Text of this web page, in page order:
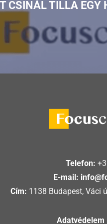
CSINÁL TILLA EGY
Telefon:
E-mail:
Cím: 1138 Budapest, Váci
Adatvédelem